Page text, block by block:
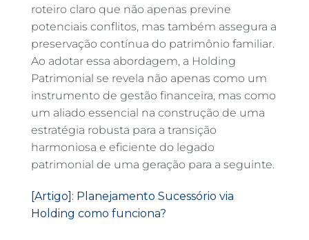
roteiro claro que não apenas previne
potenciais conflitos, mas também assegura a
preservação contínua do patrimônio familiar.
Ao adotar essa abordagem, a Holding
Patrimonial se revela não apenas como um
instrumento de gestão financeira, mas como
um aliado essencial na construção de uma
estratégia robusta para a transição
harmoniosa e eficiente do legado
patrimonial de uma geração para a seguinte.
[Artigo]: Planejamento Sucessório via
Holding como funciona?